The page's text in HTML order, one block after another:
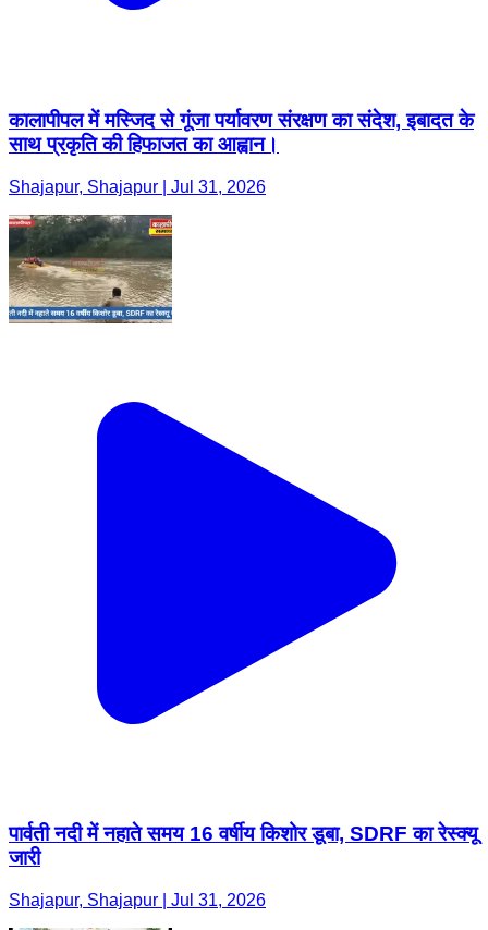
कालापीपल में मस्जिद से गूंजा पर्यावरण संरक्षण का संदेश, इबादत के
साथ प्रकृति की हिफाजत का आह्वान।
Shajapur, Shajapur | Jul 31, 2026
पार्वती नदी में नहाते समय 16 वर्षीय किशोर डूबा, SDRF का रेस्क्यू
जारी
Shajapur, Shajapur | Jul 31, 2026